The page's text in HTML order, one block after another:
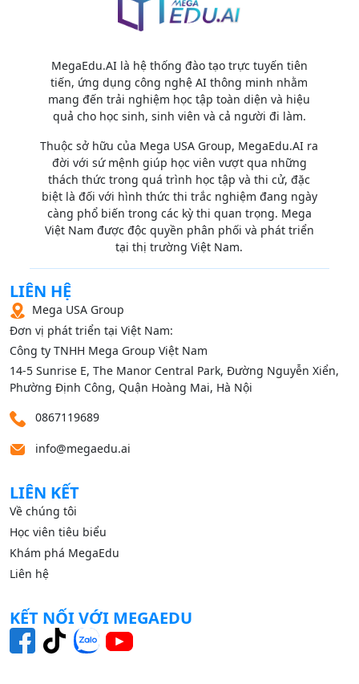
MegaEdu.AI là hệ thống đào tạo trực tuyến tiên
tiến, ứng dụng công nghệ AI thông minh nhằm
mang đến trải nghiệm học tập toàn diện và hiệu
quả cho học sinh, sinh viên và cả người đi làm.
Thuộc sở hữu của Mega USA Group, MegaEdu.AI ra
đời với sứ mệnh giúp học viên vượt qua những
thách thức trong quá trình học tập và thi cử, đặc
biệt là đối với hình thức thi trắc nghiệm đang ngày
càng phổ biến trong các kỳ thi quan trọng. Mega
Việt Nam được độc quyền phân phối và phát triển
tại thị trường Việt Nam.
LIÊN HỆ
Mega USA Group
Đơn vị phát triển tại Việt Nam:
Công ty TNHH Mega Group Việt Nam
14‑5 Sunrise E, The Manor Central Park, Đường Nguyễn Xiển,
Phường Định Công, Quận Hoàng Mai, Hà Nội
0867119689
info@megaedu.ai
LIÊN KẾT
Về chúng tôi
Học viên tiêu biểu
Khám phá MegaEdu
Liên hệ
KẾT NỐI VỚI MEGAEDU